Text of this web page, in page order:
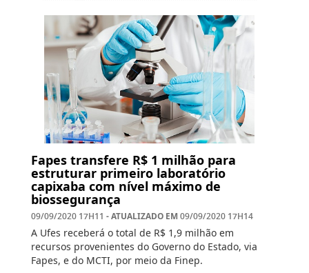
Fapes transfere R$ 1 milhão para
estruturar primeiro laboratório
capixaba com nível máximo de
biossegurança
09/09/2020 17H11 - ATUALIZADO EM 09/09/2020 17H14
A Ufes receberá o total de R$ 1,9 milhão em
recursos provenientes do Governo do Estado, via
Fapes, e do MCTI, por meio da Finep.